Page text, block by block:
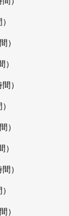
）
）
）
）
）
）
）